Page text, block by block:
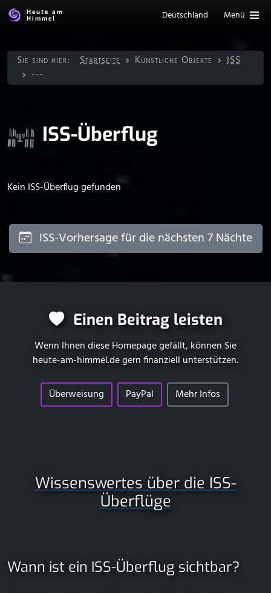
Heute am
Himmel
Deutschland Menü
Sie sind hier: Startseite Künstliche Objekte
ISS
---
ISS-Überflug
Kein ISS-Überflug gefunden
ISS-Vorhersage für die nächsten 7 Nächte
Einen Beitrag leisten
Wenn Ihnen diese Homepage gefällt, können Sie
heute-am-himmel.degern finanziell unterstützen.
Überweisung PayPal Mehr Infos
Wissenswertes über die ISS-
Überflüge
Wann ist ein ISS-Überflug sichtbar?